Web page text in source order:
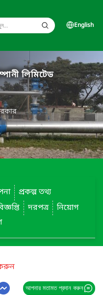
English
লিমিটেড
প্রকল্প তথ্য
দরপত্র
নিয়োগ
আপনার মতামত প্রদান করুন